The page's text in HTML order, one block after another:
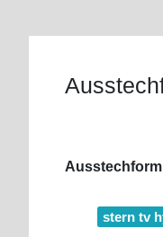
stern tv